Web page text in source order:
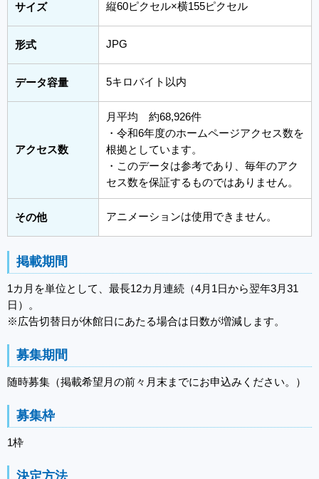
サイズ 縦60ピクセル×横155ピクセル
形式 JPG
データ容量 5キロバイト以内
アクセス数
月平均 約68,926件
・令和6年度のホームページアクセス数を
根拠としています。
・このデータは参考であり、毎年のアク
セス数を保証するものではありません。
その他 アニメーションは使用できません。
掲載期間
1カ月を単位として、最長12カ月連続（4月1日から翌年3月31
日）。
※広告切替日が休館日にあたる場合は日数が増減します。
募集期間
随時募集（掲載希望月の前々月末までにお申込みください。）
募集枠
1枠